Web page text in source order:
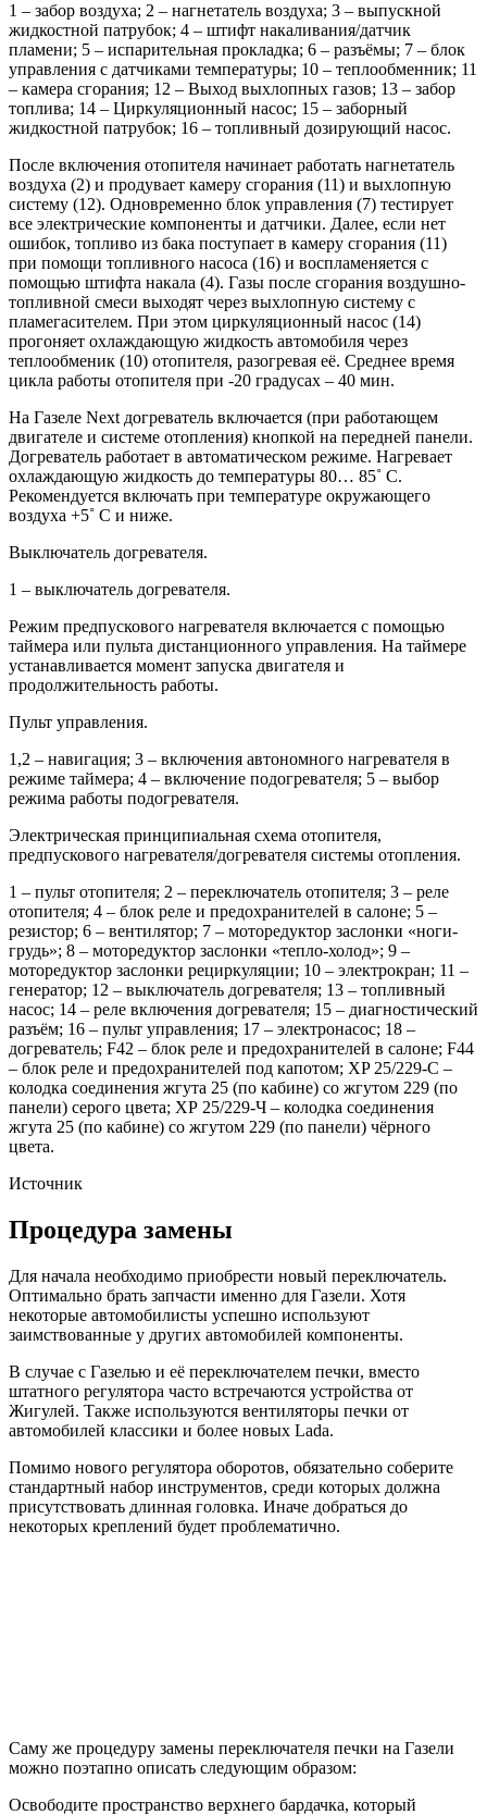
1 – забор воздуха; 2 – нагнетатель воздуха; 3 – выпускной
жидкостной патрубок; 4 – штифт накаливания/датчик
пламени; 5 – испарительная прокладка; 6 – разъёмы; 7 – блок
управления с датчиками температуры; 10 – теплообменник; 11
– камера сгорания; 12 – Выход выхлопных газов; 13 – забор
топлива; 14 – Циркуляционный насос; 15 – заборный
жидкостной патрубок; 16 – топливный дозирующий насос.
После включения отопителя начинает работать нагнетатель
воздуха (2) и продувает камеру сгорания (11) и выхлопную
систему (12). Одновременно блок управления (7) тестирует
все электрические компоненты и датчики. Далее, если нет
ошибок, топливо из бака поступает в камеру сгорания (11)
при помощи топливного насоса (16) и воспламеняется с
помощью штифта накала (4). Газы после сгорания воздушно-
топливной смеси выходят через выхлопную систему с
пламегасителем. При этом циркуляционный насос (14)
прогоняет охлаждающую жидкость автомобиля через
теплообменик (10) отопителя, разогревая её. Среднее время
цикла работы отопителя при -20 градусах – 40 мин.
На Газеле Next догреватель включается (при работающем
двигателе и системе отопления) кнопкой на передней панели.
Догреватель работает в автоматическом режиме. Нагревает
охлаждающую жидкость до температуры 80… 85˚ C.
Рекомендуется включать при температуре окружающего
воздуха +5˚ C и ниже.
Выключатель догревателя.
1 – выключатель догревателя.
Режим предпускового нагревателя включается с помощью
таймера или пульта дистанционного управления. На таймере
устанавливается момент запуска двигателя и
продолжительность работы.
Пульт управления.
1,2 – навигация; 3 – включения автономного нагревателя в
режиме таймера; 4 – включение подогревателя; 5 – выбор
режима работы подогревателя.
Электрическая принципиальная схема отопителя,
предпускового нагревателя/догревателя системы отопления.
1 – пульт отопителя; 2 – переключатель отопителя; 3 – реле
отопителя; 4 – блок реле и предохранителей в салоне; 5 –
резистор; 6 – вентилятор; 7 – моторедуктор заслонки «ноги-
грудь»; 8 – моторедуктор заслонки «тепло-холод»; 9 –
моторедуктор заслонки рециркуляции; 10 – электрокран; 11 –
генератор; 12 – выключатель догревателя; 13 – топливный
насос; 14 – реле включения догревателя; 15 – диагностический
разъём; 16 – пульт управления; 17 – электронасос; 18 –
догреватель; F42 – блок реле и предохранителей в салоне; F44
– блок реле и предохранителей под капотом; XP 25/229-С –
колодка соединения жгута 25 (по кабине) со жгутом 229 (по
панели) серого цвета; ХР 25/229-Ч – колодка соединения
жгута 25 (по кабине) со жгутом 229 (по панели) чёрного
цвета.
Источник
Процедура замены
Для начала необходимо приобрести новый переключатель.
Оптимально брать запчасти именно для Газели. Хотя
некоторые автомобилисты успешно используют
заимствованные у других автомобилей компоненты.
В случае с Газелью и её переключателем печки, вместо
штатного регулятора часто встречаются устройства от
Жигулей. Также используются вентиляторы печки от
автомобилей классики и более новых Lada.
Помимо нового регулятора оборотов, обязательно соберите
стандартный набор инструментов, среди которых должна
присутствовать длинная головка. Иначе добраться до
некоторых креплений будет проблематично.
Саму же процедуру замены переключателя печки на Газели
можно поэтапно описать следующим образом:
Освободите пространство верхнего бардачка, который